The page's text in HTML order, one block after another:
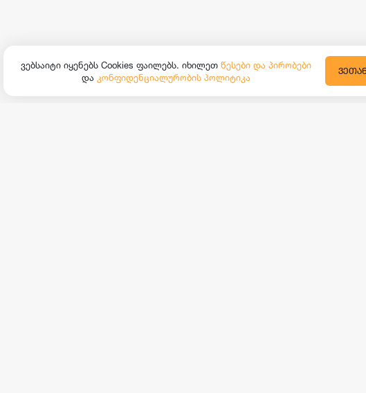
ვებსაიტი იყენებს Cookies ფაილებს. იხილეთ წესები და პირობები
და კონფიდენციალურობის პოლიტიკა